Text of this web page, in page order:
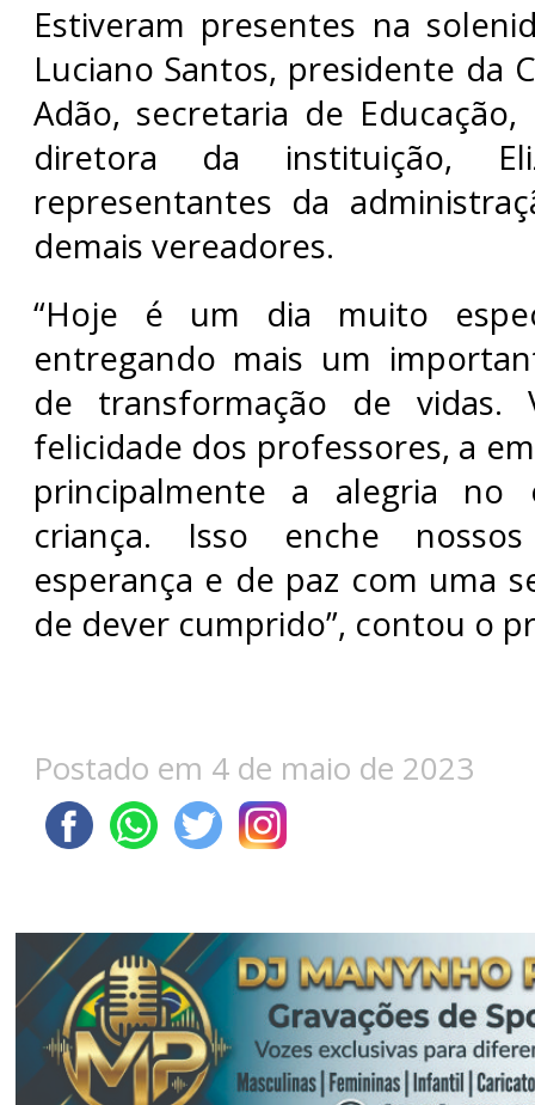
Estiveram presentes na
Luciano Santos, presidente da
Adão, secretaria de
diretora da instituição,
representantes da
demais vereadores.
“Hoje é um dia muito
entregando mais um
de transformação de
felicidade dos professores, a
principalmente a alegria no
criança. Isso enche
esperança e de paz com uma
de dever cumprido”, contou o
Postado em 4 de maio de 2023